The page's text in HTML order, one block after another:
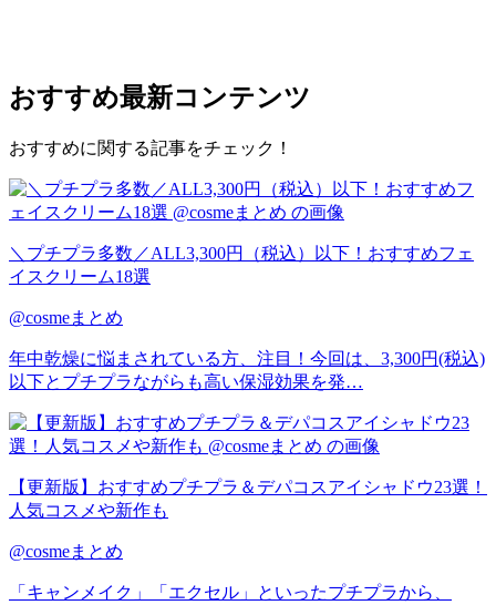
おすすめ最新コンテンツ
おすすめに関する記事をチェック！
＼プチプラ多数／ALL3,300円（税込）以下！おすすめフェ
イスクリーム18選
@cosmeまとめ
年中乾燥に悩まされている方、注目！今回は、3,300円(税込)
以下とプチプラながらも高い保湿効果を発…
【更新版】おすすめプチプラ＆デパコスアイシャドウ23選！
人気コスメや新作も
@cosmeまとめ
「キャンメイク」「エクセル」といったプチプラから、